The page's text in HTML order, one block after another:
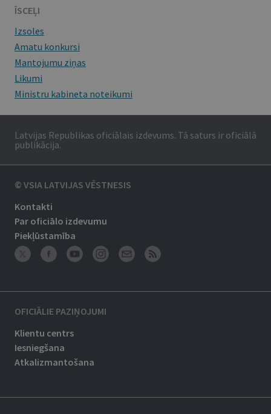
ĪSCEĻI
Izsoles
Amatu konkursi
Mantojumu ziņas
Likumi
Ministru kabineta noteikumi
Latvijas Republikas oficiālais izdevums. Tā saturs ir oficiālā
publikācija.
© VSIA LATVIJAS VĒSTNESIS
Kontakti
Par oficiālo izdevumu
Piekļūstamība
OFICIĀLIE PAZIŅOJUMI
Klientu centrs
Iesniegšana
Atkalizmantošana